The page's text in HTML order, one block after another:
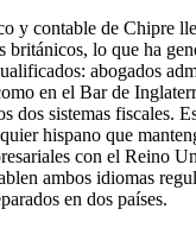
y contable de Chipre
británicos, lo que ha
abogados
en el Bar de
dos sistemas fiscales.
hispano que
con el Reino
ambos idiomas
en dos países.